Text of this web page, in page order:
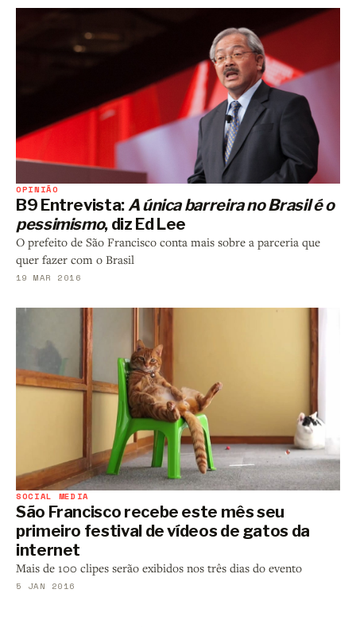
OPINIÃO
B9 Entrevista:A única barreira no Brasil é o
pessimismo, diz Ed Lee
O prefeito de São Francisco conta mais sobre a parceria que
quer fazer com o Brasil
19 MAR 2016
SOCIAL MEDIA
São Francisco recebe este mês seu
primeiro festival de vídeos de gatos da
internet
Mais de 100 clipes serão exibidos nos três dias do evento
5 JAN 2016